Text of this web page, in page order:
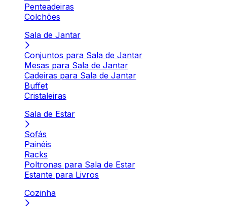
Penteadeiras
Colchões
Sala de Jantar
Conjuntos para Sala de Jantar
Mesas para Sala de Jantar
Cadeiras para Sala de Jantar
Buffet
Cristaleiras
Sala de Estar
Sofás
Painéis
Racks
Poltronas para Sala de Estar
Estante para Livros
Cozinha